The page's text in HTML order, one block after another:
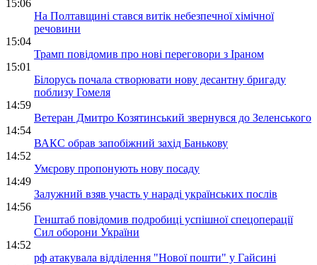
15:06
На Полтавщині стався витік небезпечної хімічної
речовини
15:04
Трамп повідомив про нові переговори з Іраном
15:01
Білорусь почала створювати нову десантну бригаду
поблизу Гомеля
14:59
Ветеран Дмитро Козятинський звернувся до Зеленського
14:54
ВАКС обрав запобіжний захід Банькову
14:52
Умєрову пропонують нову посаду
14:49
Залужний взяв участь у нараді українських послів
14:56
Генштаб повідомив подробиці успішної спецоперації
Сил оборони України
14:52
рф атакувала відділення "Нової пошти" у Гайсині